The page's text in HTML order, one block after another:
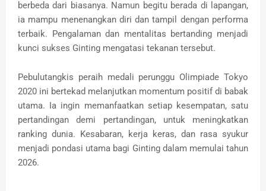
berbeda dari biasanya. Namun begitu berada di lapangan,
ia mampu menenangkan diri dan tampil dengan performa
terbaik. Pengalaman dan mentalitas bertanding menjadi
kunci sukses Ginting mengatasi tekanan tersebut.
Pebulutangkis peraih medali perunggu Olimpiade Tokyo
2020 ini bertekad melanjutkan momentum positif di babak
utama. Ia ingin memanfaatkan setiap kesempatan, satu
pertandingan demi pertandingan, untuk meningkatkan
ranking dunia. Kesabaran, kerja keras, dan rasa syukur
menjadi pondasi utama bagi Ginting dalam memulai tahun
2026.